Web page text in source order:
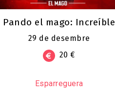
Pando el mago: Increíble
29 de desembre
20 €
Esparreguera